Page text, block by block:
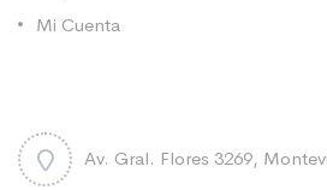
Mi Cuenta
Av. Gral. Flores 3269,